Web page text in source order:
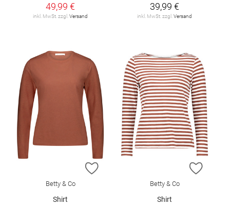
49,99 €
inkl. MwSt. zzgl.Versand
39,99 €
inkl. MwSt. zzgl.Versand
ZUR WUNSCHLISTE HINZUFÜGEN
Betty & Co
Shirt
ZUR
Betty & Co
Shirt